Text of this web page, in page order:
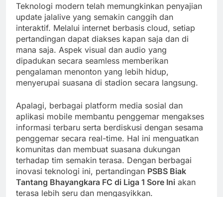
Teknologi modern telah memungkinkan penyajian
update jalalive yang semakin canggih dan
interaktif. Melalui internet berbasis cloud, setiap
pertandingan dapat diakses kapan saja dan di
mana saja. Aspek visual dan audio yang
dipadukan secara seamless memberikan
pengalaman menonton yang lebih hidup,
menyerupai suasana di stadion secara langsung.
Apalagi, berbagai platform media sosial dan
aplikasi mobile membantu penggemar mengakses
informasi terbaru serta berdiskusi dengan sesama
penggemar secara real-time. Hal ini menguatkan
komunitas dan membuat suasana dukungan
terhadap tim semakin terasa. Dengan berbagai
inovasi teknologi ini, pertandingan PSBS Biak
Tantang Bhayangkara FC di Liga 1 Sore Ini akan
terasa lebih seru dan mengasyikkan.